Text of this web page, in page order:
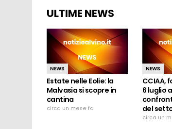
ULTIME NEWS
NEWS
Estate nelle Eolie: la
Malvasia si scopre in
cantina
circa un mese fa
NEWS
CCIAA,
6 luglio
del
circa un